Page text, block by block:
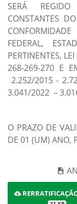
SERÁ REGIDO
CONSTANTES
FEDERAL,
PERTINENTES,
268-269-270 E
2.252/2015 -
3.041/2022 –
O PRAZO DE
DE 01 (UM) ANO,
RERRATIFICAÇÃO DO EDITAL DE ABERTURA